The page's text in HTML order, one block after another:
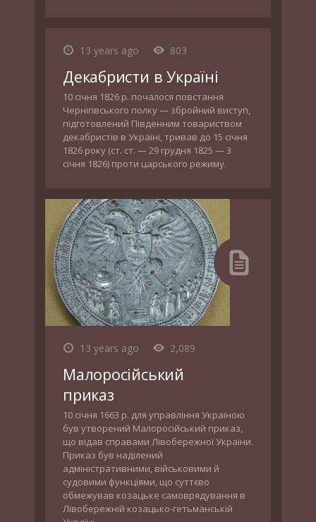
13 years ago 803
Декабристи в Україні
10 січня 1826 р. почалося повстання
Чернігівського полку — збройний виступ,
підготовлений Південним товариством
декабристів в Україні, тривав до 15 січня
1826 року (ст. ст. — 29 грудня 1825 — 3
січня 1826) проти царського режиму.
13 years ago 2,089
Малоросійський
приказ
10 січня 1663 р. для управління Україною
був утворений Малоросійський приказ,
що відав справами Лівобережної України.
Приказ був наділений
адміністративними, військовими й
судовими функціями, що суттєво
обмежував козацьке самоврядування в
Лівобережній козацько-гетьманській